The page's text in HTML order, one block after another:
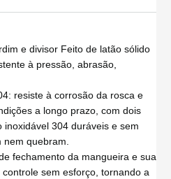
e divisor Feito de latão sólido
à pressão, abrasão,
resiste à corrosão da rosca e
a longo prazo, com dois
304 duráveis ​​e sem
nem quebram.
fechamento da mangueira e sua
sem esforço, tornando a